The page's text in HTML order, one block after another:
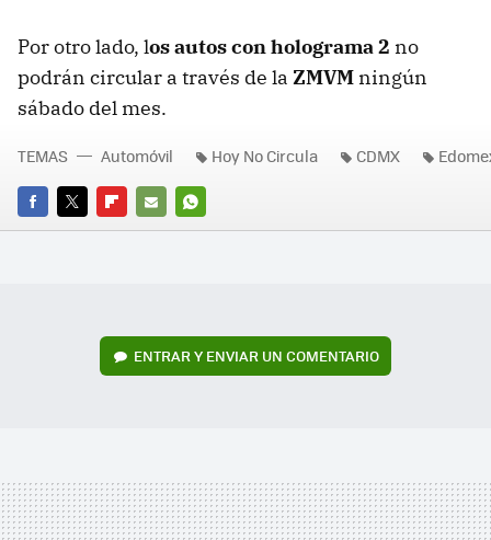
Por otro lado, los autos con holograma 2 no
podrán circular a través de la ZMVM ningún
sábado del mes.
FACEBOOK
TWITTERFLIPBOARD
E-
WHATSAPP
TEMAS Automóvil Hoy No Circula CDMX
ENTRAR Y ENVIAR UN COMENTARIO